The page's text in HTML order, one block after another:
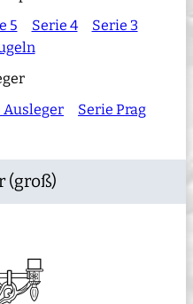
5 Serie 4
Serie 3
Ausleger Serie Prag
(groß)